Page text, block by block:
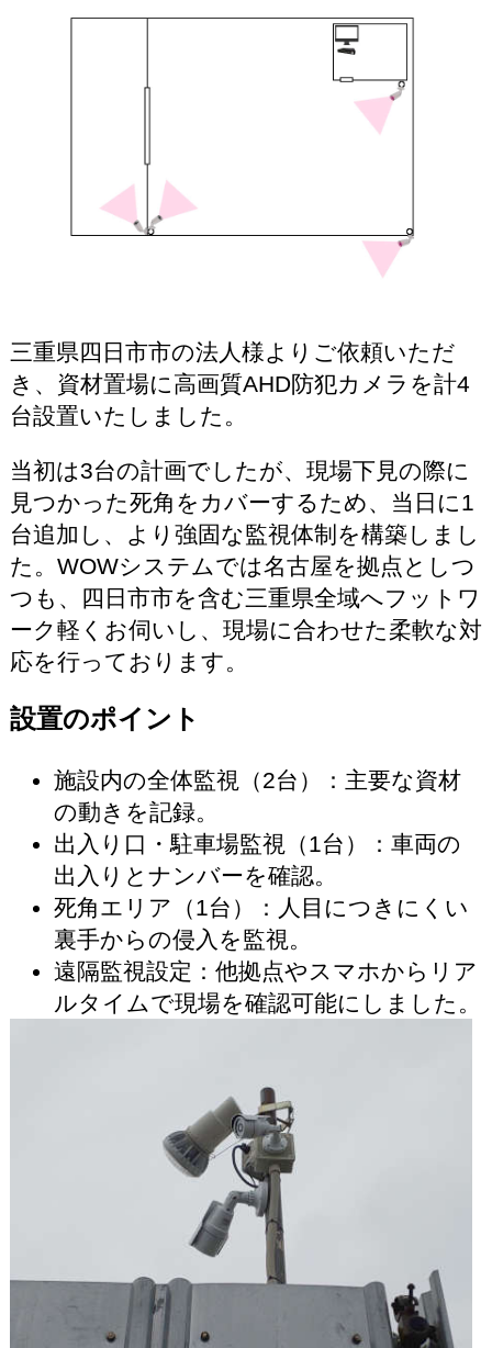
三重県四日市市の法人様よりご依頼いただ
き、資材置場に高画質AHD防犯カメラを計4
台設置いたしました。
当初は3台の計画でしたが、現場下見の際に
見つかった死角をカバーするため、当日に1
台追加し、より強固な監視体制を構築しまし
た。WOWシステムでは名古屋を拠点としつ
つも、四日市市を含む三重県全域へフットワ
ーク軽くお伺いし、現場に合わせた柔軟な対
応を行っております。
設置のポイント
施設内の全体監視（2台）：主要な資材
の動きを記録。
出入り口・駐車場監視（1台）：車両の
出入りとナンバーを確認。
死角エリア（1台）：人目につきにくい
裏手からの侵入を監視。
遠隔監視設定：他拠点やスマホからリア
ルタイムで現場を確認可能にしました。